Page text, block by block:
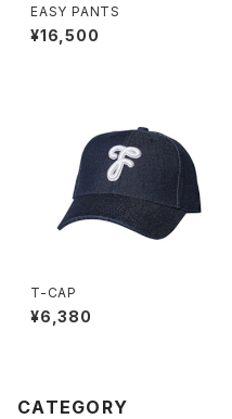
EASY PANTS
¥16,500
T-CAP
¥6,380
CATEGORY